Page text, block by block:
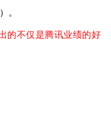
。
的不仅是腾讯业绩的好